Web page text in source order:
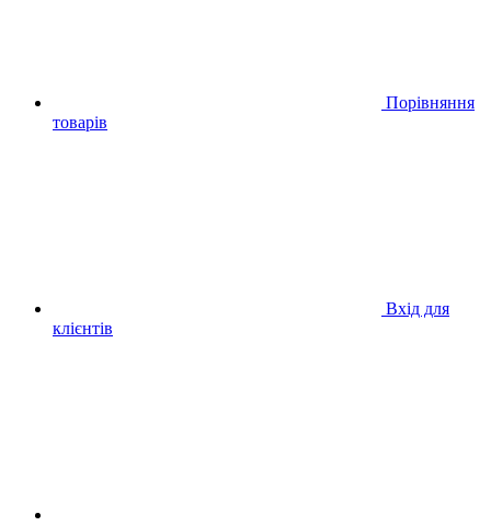
Порівняння
товарів
Вхід для
клієнтів